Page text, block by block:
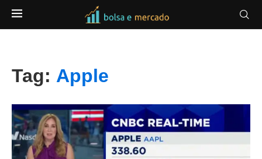
Tag: Apple